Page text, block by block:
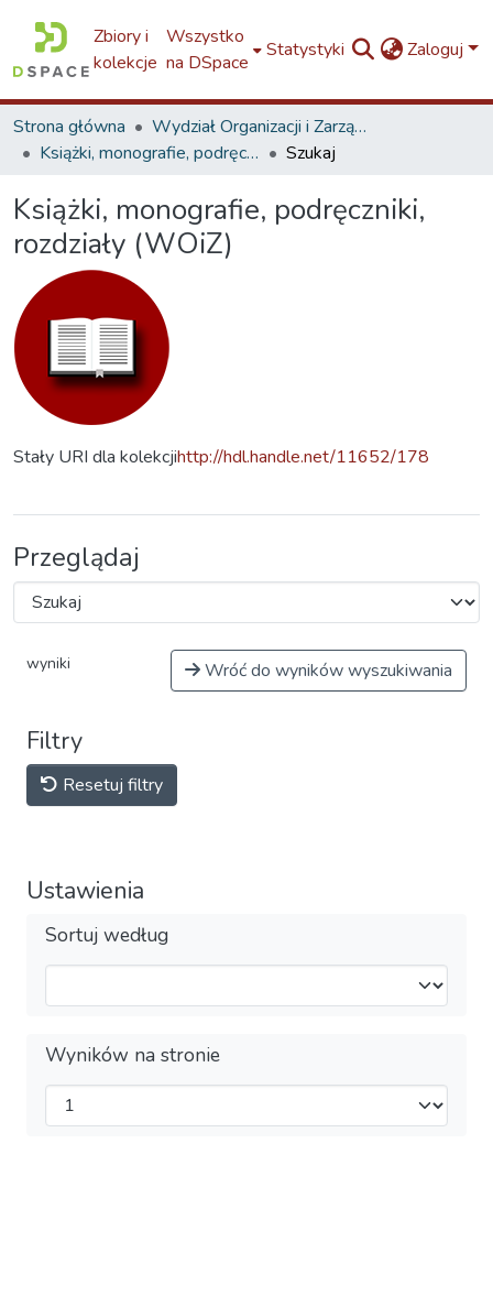
Zbiory i
kolekcje
Wszystko
na DSpace
Statystyki Zaloguj
Strona główna
Wydział Organizacji i Zarządzania / Faculty of Organization and Management / W8
Książki, monografie, podręczniki, rozdziały (WOiZ)
Szukaj
Książki, monografie, podręczniki,
rozdziały (WOiZ)
Stały URI dla kolekcjihttp://hdl.handle.net/11652/178
Przeglądaj
wyniki Wróć do wyników wyszukiwania
Filtry
Resetuj filtry
Ustawienia
Sortuj według
Wyników na stronie